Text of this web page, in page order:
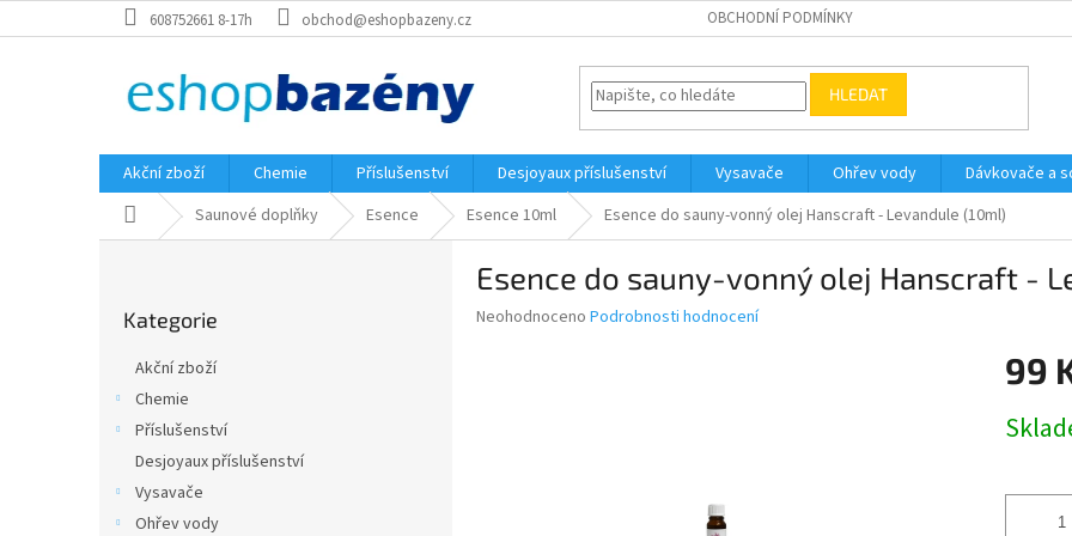
na
608752661 8-17h obchod@eshopbazeny.cz OBCHODNÍ PODMÍNKY
HLEDAT
Akční zboží Chemie Příslušenství Desjoyaux příslušenství Vysavače Ohřev vody Dávkovače a
Domů Saunové doplňky Esence Esence 10ml Esence do sauny-vonný olej Hanscraft - Levandule (10ml)
kategorie
Kategorie
Akční zboží
Chemie
Příslušenství
Desjoyaux příslušenství
Vysavače
Ohřev vody
Esence do sauny-vonný olej Hanscraft -
Průměrné
Neohodnoceno Podrobnosti hodnocení
99
cena: